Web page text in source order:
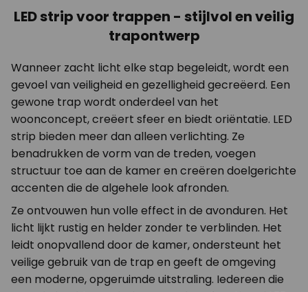
LED strip voor trappen - stijlvol en veilig
trapontwerp
Wanneer zacht licht elke stap begeleidt, wordt een
gevoel van veiligheid en gezelligheid gecreëerd. Een
gewone trap wordt onderdeel van het
woonconcept, creëert sfeer en biedt oriëntatie. LED
strip bieden meer dan alleen verlichting. Ze
benadrukken de vorm van de treden, voegen
structuur toe aan de kamer en creëren doelgerichte
accenten die de algehele look afronden.
Ze ontvouwen hun volle effect in de avonduren. Het
licht lijkt rustig en helder zonder te verblinden. Het
leidt onopvallend door de kamer, ondersteunt het
veilige gebruik van de trap en geeft de omgeving
een moderne, opgeruimde uitstraling. Iedereen die